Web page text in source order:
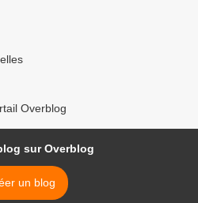
Overblog
sur Overblog
un blog